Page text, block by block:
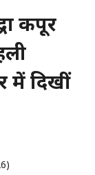
कपूर
में दिखीं